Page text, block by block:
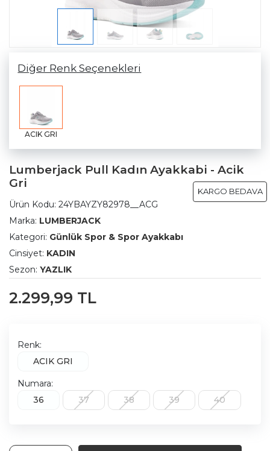
Diğer Renk Seçenekleri
ACIK GRI
Lumberjack Pull Kadın Ayakkabi - Acik
Gri
KARGO BEDAVA
Ürün Kodu: 24YBAYZY82978__ACG
Marka: LUMBERJACK
Kategori: Günlük Spor & Spor Ayakkabı
Cinsiyet: KADIN
Sezon: YAZLIK
2.299,99 TL
Renk:
ACIK GRI
Numara:
36
37 38 39 40